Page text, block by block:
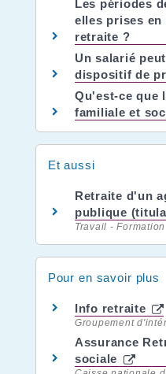
Les périodes
elles prises
retraite ?
Un salarié
dispositif de
Qu'est-ce que
familiale et
Et aussi
Retraite d'un
publique
Travail - Formation
Pour en savoir plus
Info retraite
Groupement
Assurance
sociale